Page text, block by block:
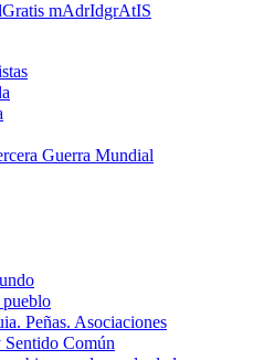
mAdrIdgrAtIS
Guerra Mundial
Peñas. Asociaciones
Común